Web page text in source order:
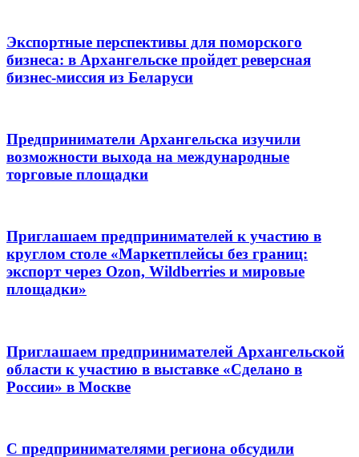
Экспортные перспективы для поморского
бизнеса: в Архангельске пройдет реверсная
бизнес-миссия из Беларуси
Предприниматели Архангельска изучили
возможности выхода на международные
торговые площадки
Приглашаем предпринимателей к участию в
круглом столе «Маркетплейсы без границ:
экспорт через Ozon, Wildberries и мировые
площадки»
Приглашаем предпринимателей Архангельской
области к участию в выставке «Сделано в
России» в Москве
С предпринимателями региона обсудили